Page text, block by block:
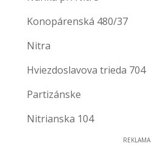
Konopárenská 480/37
Nitra
Hviezdoslavova trieda 704
Partizánske
Nitrianska 104
REKLAMA